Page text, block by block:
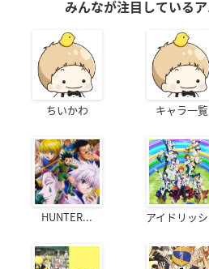
みんなが注目している
ちいかわ キャラ一覧
HUNTER... アイドリッ